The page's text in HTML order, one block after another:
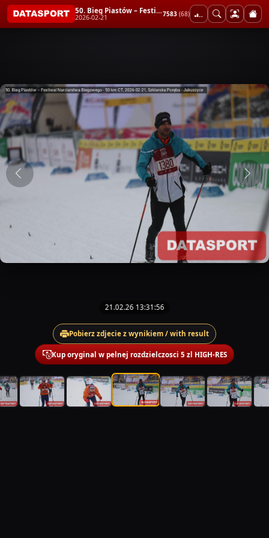
50. Bieg Piastów – Festiwal Narciarstwa Biegowego - 50 km CT
2026-02-21 7583 (68)
21.02.26 13:31:56
Pobierz zdjecie z wynikiem / with result
Kup oryginal w pelnej rozdzielczosci 5 zl HIGH-RES